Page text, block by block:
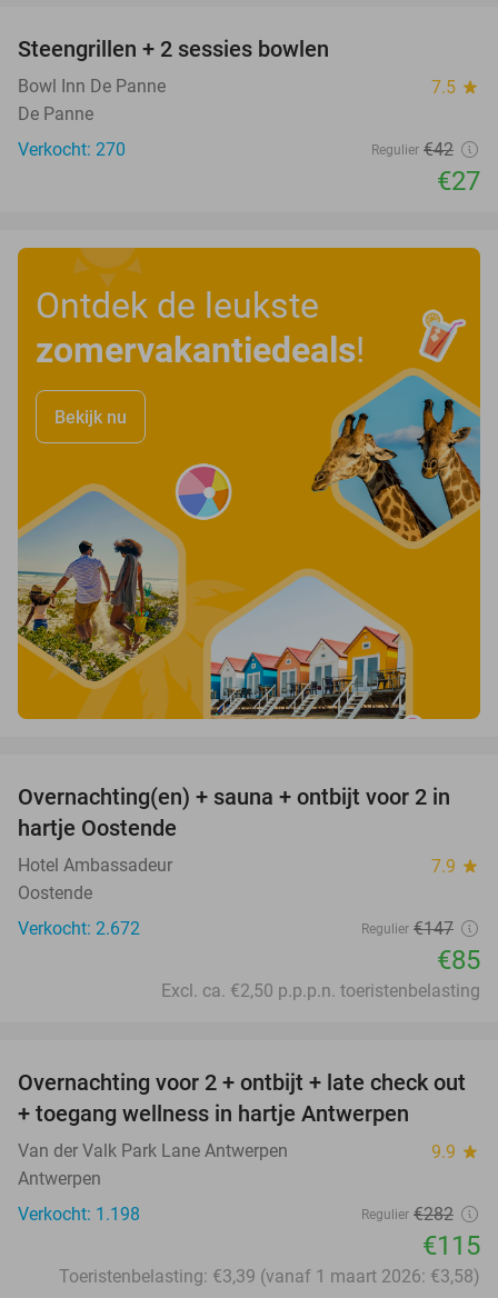
Steengrillen + 2 sessies bowlen
Bowl Inn De Panne 7.5 star
De Panne
Verkocht: 270
Regulier €42
€27
Ontdek de leukste
zomervakantiedeals!
Bekijk nu
42%
Overnachting(en) + sauna + ontbijt voor 2 in
hartje Oostende
Hotel Ambassadeur 7.9 star
Oostende
Verkocht: 2.672
Regulier €147
€85
Excl. ca. €2,50 p.p.p.n. toeristenbelasting
59%
Overnachting voor 2 + ontbijt + late check out
+ toegang wellness in hartje Antwerpen
Van der Valk Park Lane Antwerpen 9.9 star
Antwerpen
Verkocht: 1.198
Regulier €282
€115
Toeristenbelasting: €3,39 (vanaf 1 maart 2026: €3,58)